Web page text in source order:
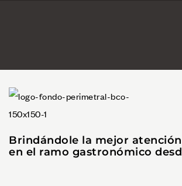
Brindándole la mejor
en el ramo gastronómico